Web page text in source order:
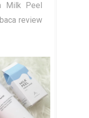
Milk Peel
review